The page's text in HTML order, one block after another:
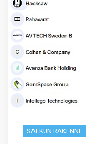
SALKUN RAKENNE